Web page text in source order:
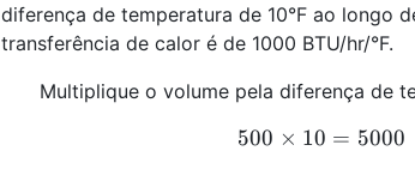
diferença de temperatura de 10°F ao longo
transferência de calor é de 1000 BTU/hr/°F.
Multiplique o volume pela diferença de
500
500 × 10 = 5000